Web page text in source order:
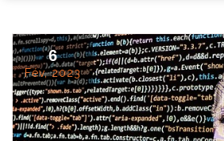
6
Fév, 2023